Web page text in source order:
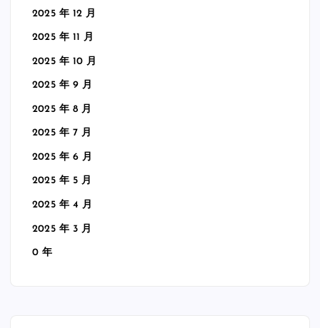
2025 年 12 月
2025 年 11 月
2025 年 10 月
2025 年 9 月
2025 年 8 月
2025 年 7 月
2025 年 6 月
2025 年 5 月
2025 年 4 月
2025 年 3 月
0 年